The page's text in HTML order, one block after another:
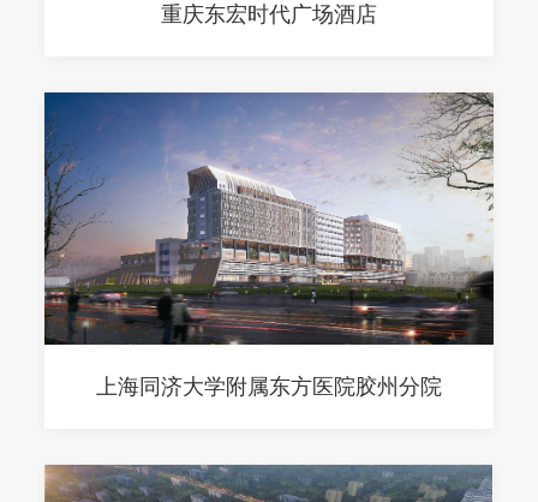
重庆东宏时代广场酒店
上海同济大学附属东方医院胶州分院